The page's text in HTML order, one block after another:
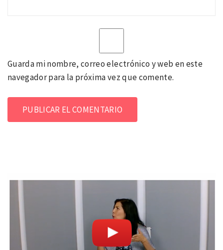
Guarda mi nombre, correo electrónico y web en este
navegador para la próxima vez que comente.